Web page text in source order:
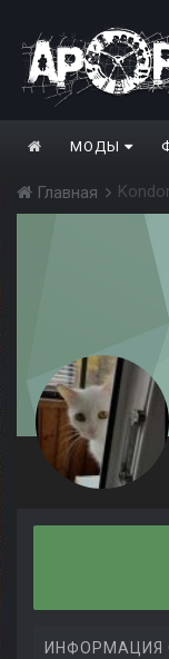
МОДЫ
Главная Kondor
ИНФОРМАЦИЯ О